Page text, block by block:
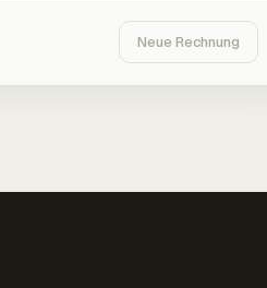
Neue Rechnung